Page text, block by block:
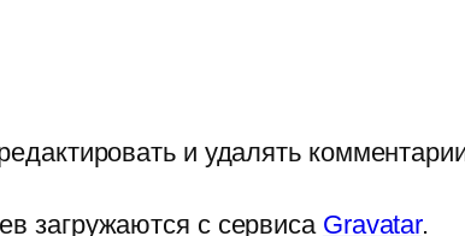
и удалять
загружаются с сервиса Gravatar.